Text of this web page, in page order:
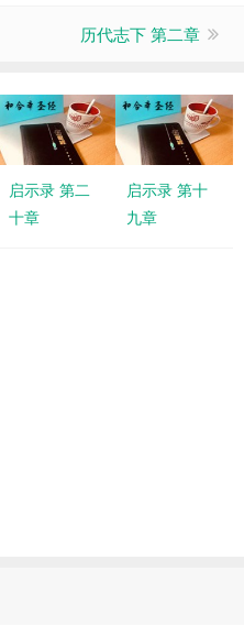
历代志下 第二章
启示录 第二
十章
启示录 第十
九章